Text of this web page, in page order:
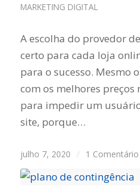
MARKETING DIGITAL
A escolha do provedor
certo para cada loja
para o sucesso. Mesmo
com os melhores preços
para impedir um
site, porque…
julho 7, 2020 / 1 Comentário